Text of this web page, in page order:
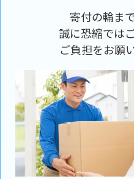
寄付の輪ま
誠に恐縮では
ご負担をお願